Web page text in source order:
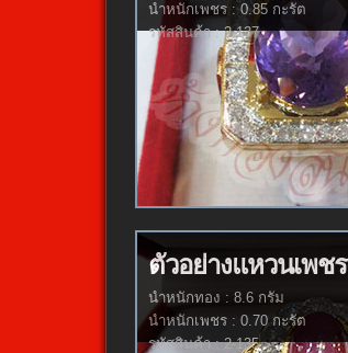
นำหนักเพชร : 0.85 กะรัต
รหัสสินค้า : 2-137
ตัวอย่างแหวนเพชร
นำหนักทอง : 8.6 กรัม
นำหนักเพชร : 0.70 กะรัต
รหัสสินค้า : 2-135